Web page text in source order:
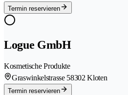
Termin reservieren
Logue GmbH
Kosmetische Produkte
Graswinkelstrasse 58302 Kloten
Termin reservieren